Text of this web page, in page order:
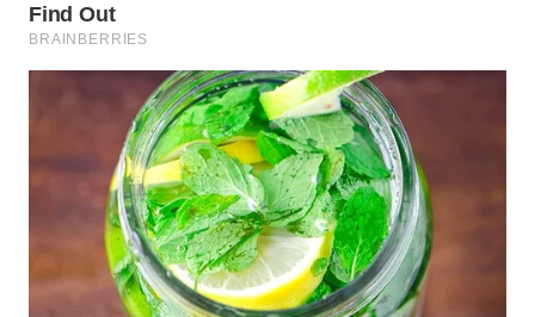
WN
SUMEDANG
KEPULAUAN
SERIBU